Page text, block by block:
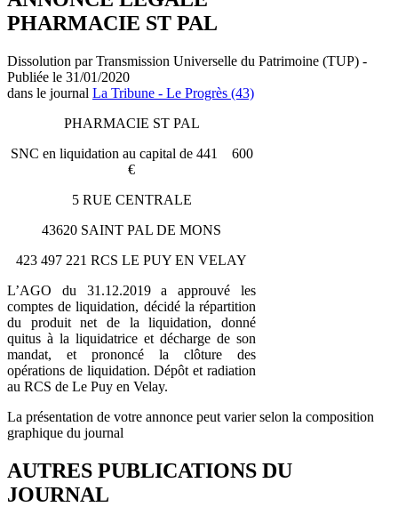
PHARMACIE ST PAL
Dissolution par Transmission Universelle du Patrimoine (TUP) -
Publiée le 31/01/2020
dans le journal La Tribune - Le Progrès (43)
PHARMACIE ST PAL
SNC en liquidation au capital de 441 600
€
5 RUE CENTRALE
43620 SAINT PAL DE MONS
423 497 221 RCS LE PUY EN VELAY
L’AGO du 31.12.2019 a approuvé les
comptes de liquidation, décidé la répartition
du produit net de la liquidation, donné
quitus à la liquidatrice et décharge de son
mandat, et prononcé la clôture des
opérations de liquidation. Dépôt et radiation
au RCS de Le Puy en Velay.
La présentation de votre annonce peut varier selon la composition
graphique du journal
AUTRES PUBLICATIONS DU
JOURNAL